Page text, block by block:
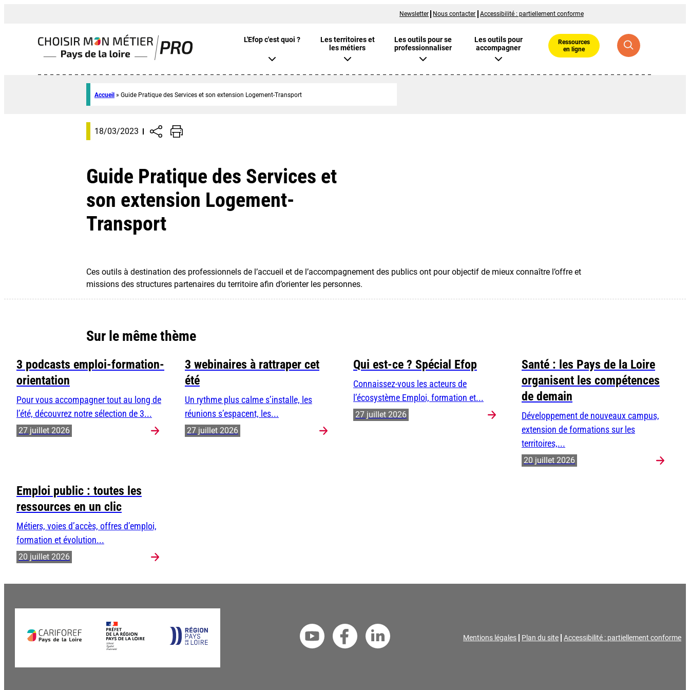
Newsletter Nous contacter Accessibilité : partiellement conforme
L'Efop c'est quoi ?
Les territoires et
les métiers
Les outils pour se
professionnaliser
Les outils pour
accompagner
Ressources
en ligne
Accueil » Guide Pratique des Services et son extension Logement-Transport
18/03/2023
Guide Pratique des Services et
son extension Logement-
Transport
Ces outils à destination des professionnels de l’accueil et de l’accompagnement des publics ont pour objectif de mieux connaître l’offre et
missions des structures partenaires du territoire afin d’orienter les personnes.
Sur le même thème
3 podcasts emploi-formation-
orientation
Pour vous accompagner tout au long de
l’été, découvrez notre sélection de 3...
27 juillet 2026
3 webinaires à rattraper cet
été
Un rythme plus calme s’installe, les
réunions s’espacent, les...
27 juillet 2026
Qui est-ce ? Spécial Efop
Connaissez-vous les acteurs de
l’écosystème Emploi, formation et...
27 juillet 2026
Santé : les Pays de la Loire
organisent les compétences
de demain
Développement de nouveaux campus,
extension de formations sur les
territoires,...
20 juillet 2026
Emploi public : toutes les
ressources en un clic
Métiers, voies d’accès, offres d’emploi,
formation et évolution...
20 juillet 2026
Mentions légales Plan du site Accessibilité : partiellement conforme